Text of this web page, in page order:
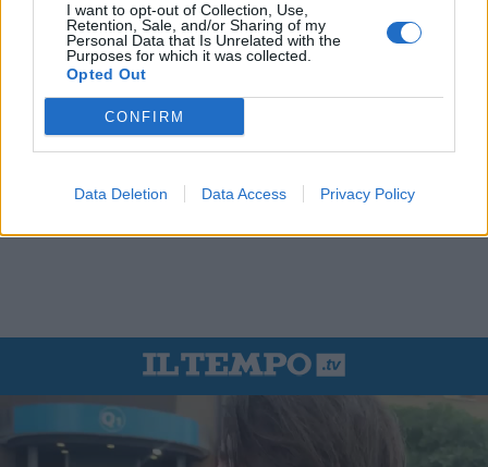
I want to opt-out of Collection, Use,
Retention, Sale, and/or Sharing of my
Personal Data that Is Unrelated with the
Purposes for which it was collected.
Opted Out
CONFIRM
Data Deletion Data Access Privacy Policy